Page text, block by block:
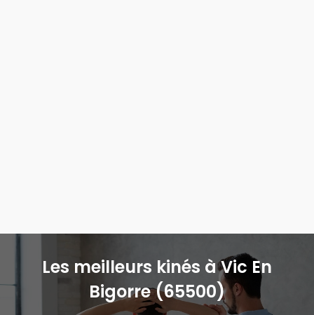
Les meilleurs kinés à Vic En
Bigorre (65500)